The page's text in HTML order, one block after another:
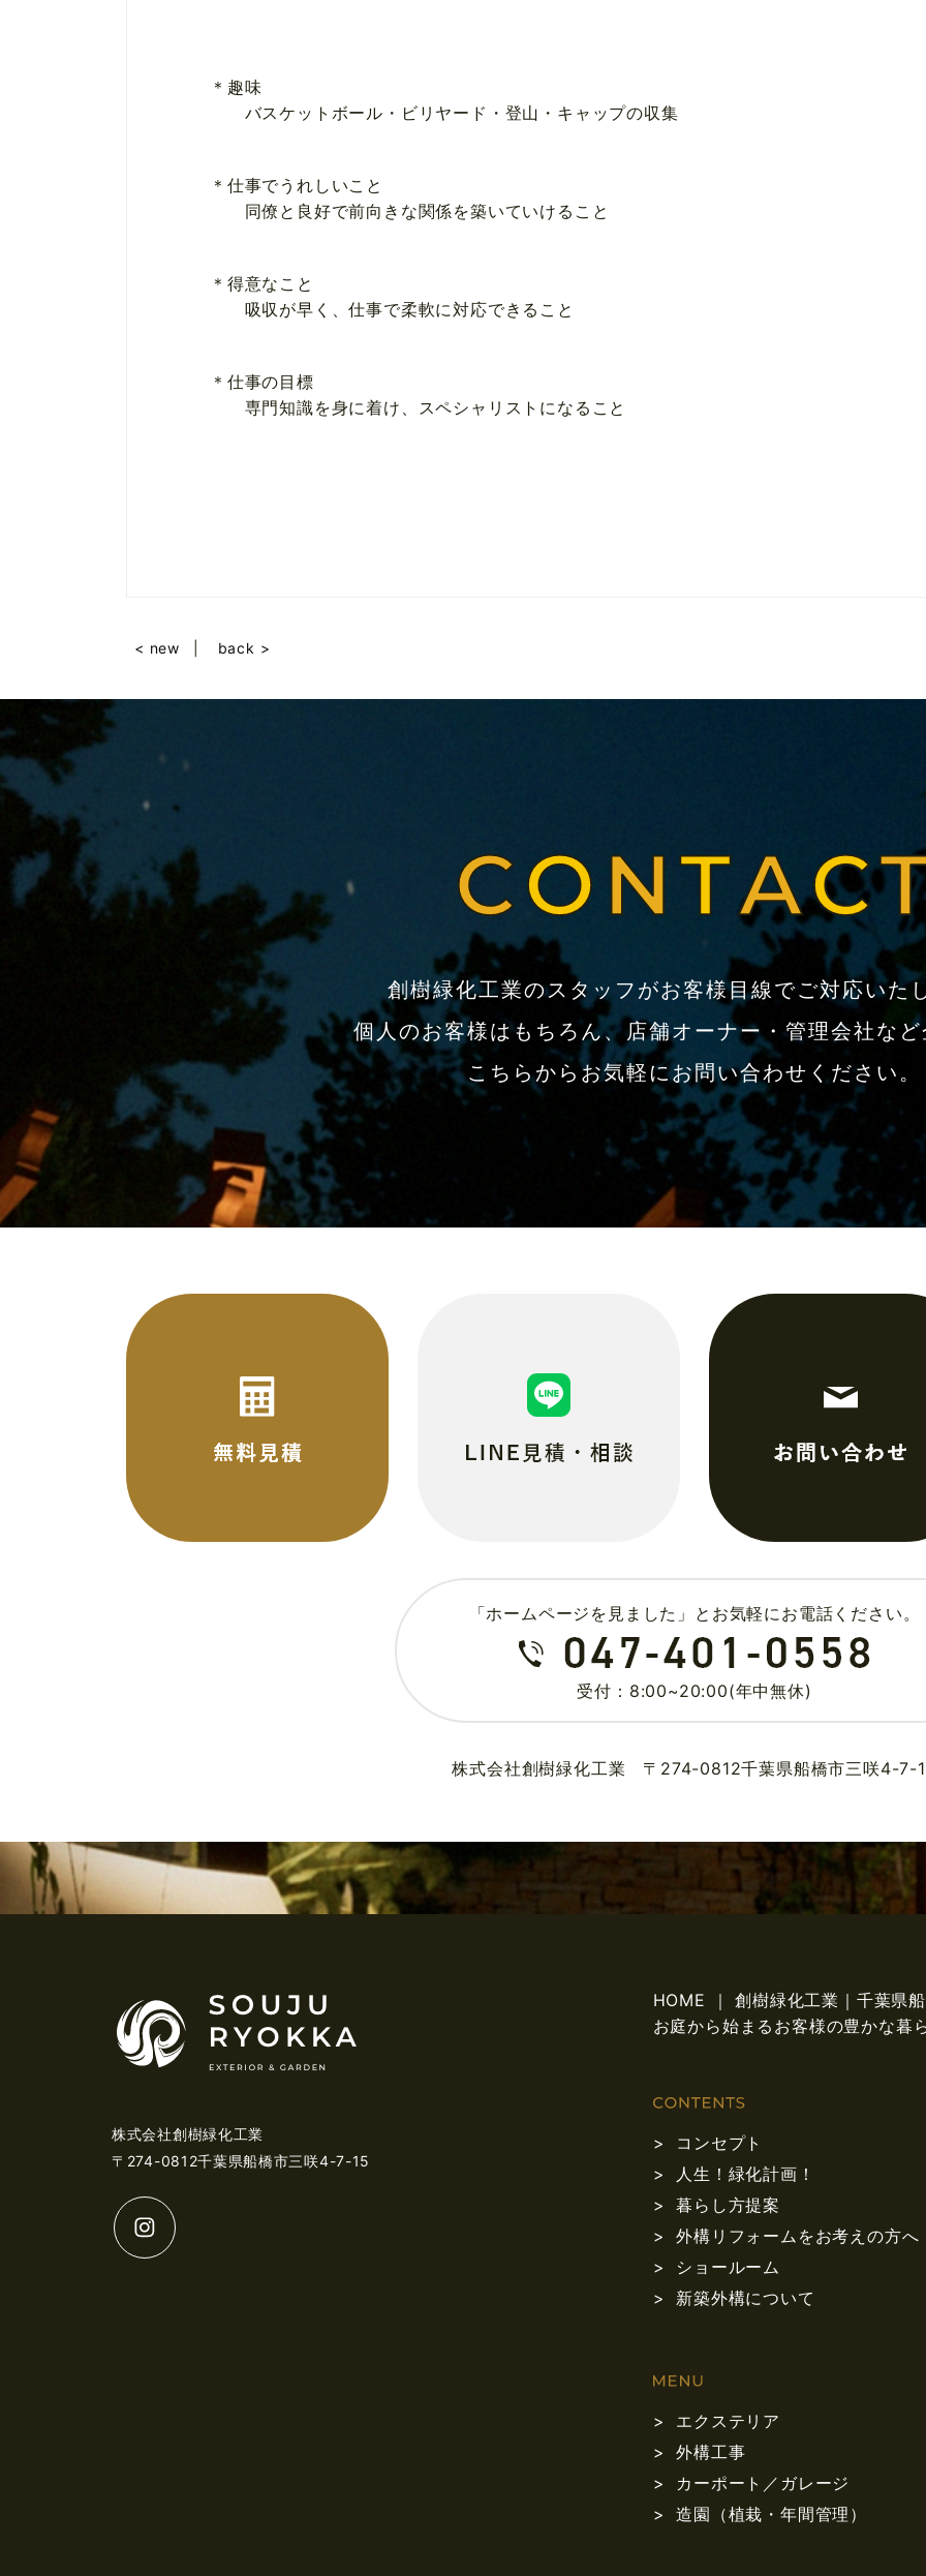
＊趣味
バスケットボール・ビリヤード・登山・キャップの収集
＊仕事でうれしいこと
同僚と良好で前向きな関係を築いていけること
＊得意なこと
吸収が早く、仕事で柔軟に対応できること
＊仕事の目標
専門知識を身に着け、スペシャリストになること
< new back >
創樹緑化工業のスタッフがお客様目線でご対応いた
個人のお客様はもちろん、店舗オーナー・管理会社な
こちらからお気軽にお問い合わせください。
「ホームページを見ました」とお気軽にお電話ください。
受付：8:00~20:00(年中無休)
株式会社創樹緑化工業 〒274-0812千葉県船橋市三咲4-7-
株式会社創樹緑化工業
〒274-0812千葉県船橋市三咲4-7-15
HOME ｜ 創樹緑化工業｜千葉県
お庭から始まるお客様の豊かな暮
コンセプト
人生！緑化計画！
暮らし方提案
外構リフォームをお考えの方へ
ショールーム
新築外構について
エクステリア
外構工事
カーポート／ガレージ
造園（植栽・年間管理）